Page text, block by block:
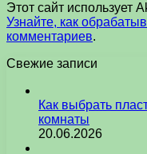
Этот сайт использует
Узнайте, как
комментариев.
Свежие записи
Как выбрать
комнаты
20.06.2026